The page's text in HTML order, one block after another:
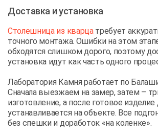
Доставка и установка
Столешница из кварцатребует
точного монтажа. Ошибки на этом
обходятся слишком дорого, поэтому
установка идут как часть одного
Лаборатория Камня работает по
Сначала выезжаем на замер, затем –
изготовление, а после готовое
устанавливается на объекте. Все
без спешки и доработок «на коленке».